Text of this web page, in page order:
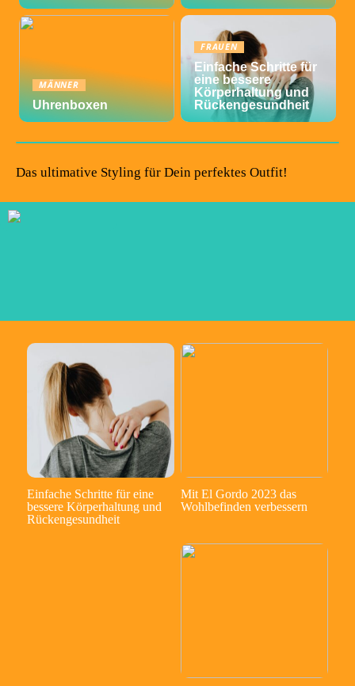
MÄNNER
Uhrenboxen
FRAUEN
Einfache Schritte für
eine bessere
Körperhaltung und
Rückengesundheit
Das ultimative Styling für Dein perfektes Outfit!
Einfache Schritte für eine
bessere Körperhaltung und
Rückengesundheit
Mit El Gordo 2023 das
Wohlbefinden verbessern